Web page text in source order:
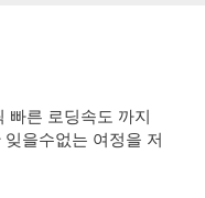
른 로딩속도 까지
을수없는 여정을 저